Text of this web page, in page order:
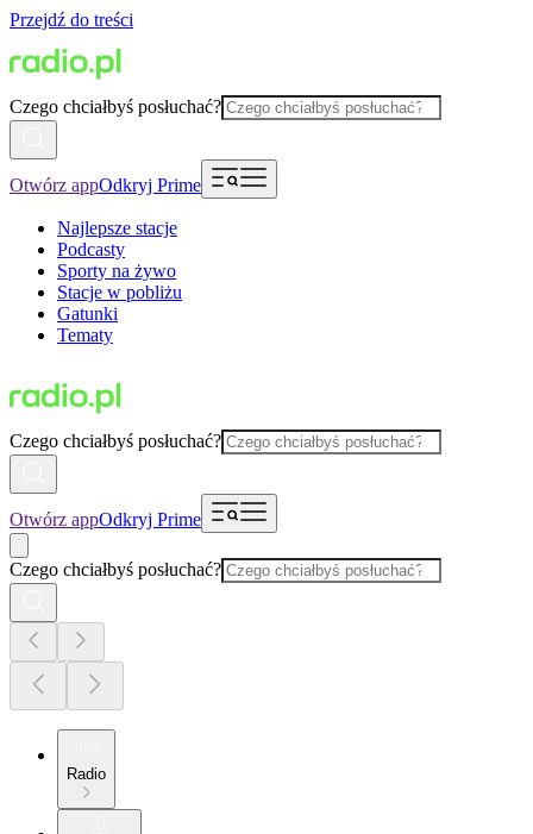
Przejdź do treści
Czego chciałbyś posłuchać?
Otwórz appOdkryj Prime
Najlepsze stacje
Podcasty
Sporty na żywo
Stacje w pobliżu
Gatunki
Tematy
Czego chciałbyś posłuchać?
Otwórz appOdkryj Prime
Czego chciałbyś posłuchać?
Radio